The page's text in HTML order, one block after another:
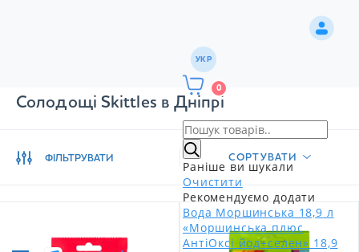
УКР
0
Раніше ви шукали
Очистити
Рекомендуємо додати
Вода Моршинська 18,9 л
«Моршинська плюс
АнтіОксі йод+селен» 18,9
Солодощі Skittles в Дніпрі
ФІЛЬТРУВАТИ СОРТУВАТИ